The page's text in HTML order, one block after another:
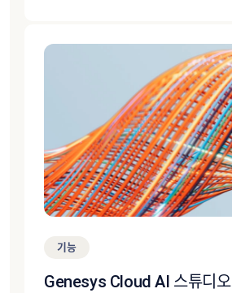
기능
Genesys Cloud AI 스튜디오